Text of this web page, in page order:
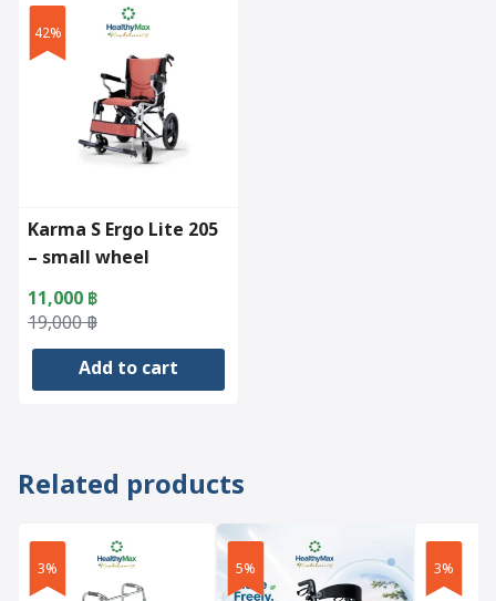
42%
Karma S Ergo Lite 205
– small wheel
19,000฿
Original
price
11,000 ฿
Current
price
Add to cart
Related products
3% 5% 3%